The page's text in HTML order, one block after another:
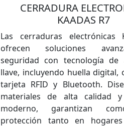
CERRADURA
KAADAS R7
Las cerraduras electrónicas
ofrecen soluciones
seguridad con tecnología de
llave, incluyendo huella digital,
tarjeta RFID y Bluetooth.
materiales de alta calidad
moderno, garantizan
protección tanto en